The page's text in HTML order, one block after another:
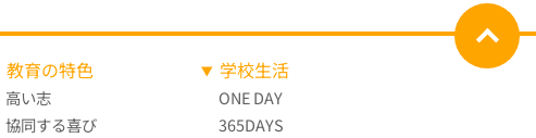
教育の特色
高い志
協同する喜び
学校生活
ONE DAY
365DAYS